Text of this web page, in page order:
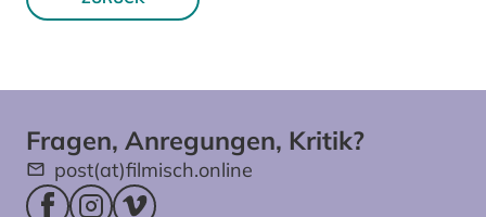
Fragen, Anregungen, Kritik?
post(at)filmisch.online